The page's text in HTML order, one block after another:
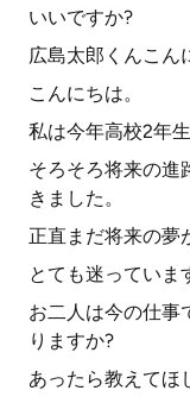
いいですか?
広島太郎くんこん
こんにちは。
私は今年高校2年
そろそろ将来の進
きました。
正直まだ将来の夢
とても迷っていま
お二人は今の仕事
りますか?
あったら教えてほ